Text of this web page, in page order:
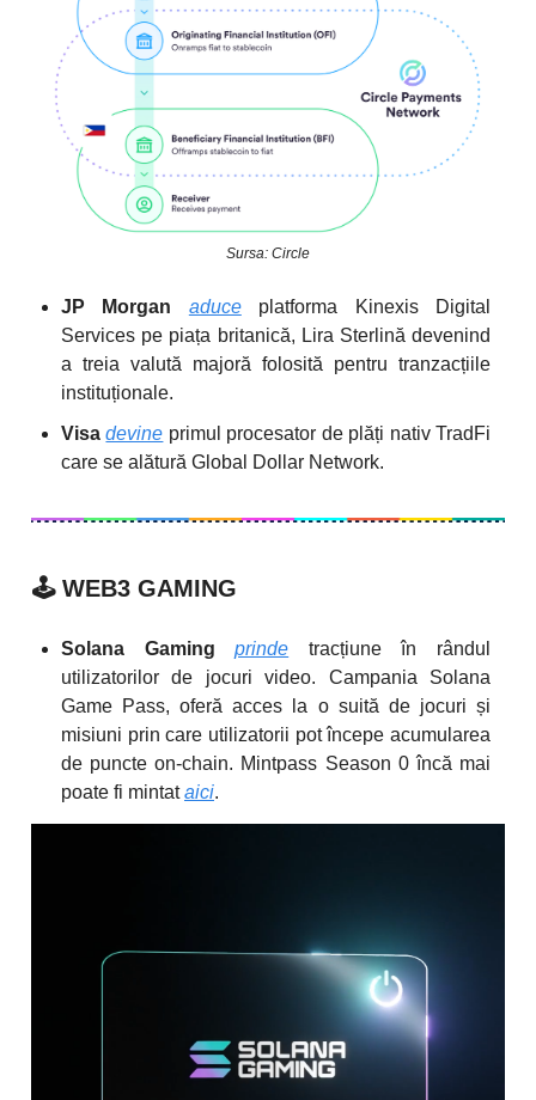
Sursa: Circle
JP Morgan aduceplatforma Kinexis Digital
Services pe piața britanică, Lira Sterlină devenind
a treia valută majoră folosită pentru tranzacțiile
instituționale.
Visadevine primul procesator de plăți nativ TradFi
care se alătură Global Dollar Network.
🕹️ WEB3 GAMING
Solana Gamingprinde tracțiune în rândul
utilizatorilor de jocuri video. Campania Solana
Game Pass, oferă acces la o suită de jocuri și
misiuni prin care utilizatorii pot începe acumularea
de puncte on-chain. Mintpass Season 0 încă mai
poate fi mintataici.